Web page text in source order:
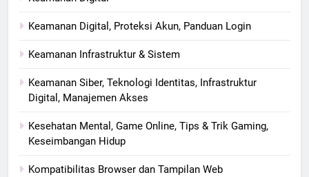
Keamanan Digital, Proteksi Akun, Panduan Login
Keamanan Infrastruktur & Sistem
Keamanan Siber, Teknologi Identitas, Infrastruktur
Digital, Manajemen Akses
Kesehatan Mental, Game Online, Tips & Trik Gaming,
Keseimbangan Hidup
Kompatibilitas Browser dan Tampilan Web